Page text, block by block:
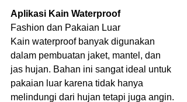
Aplikasi Kain Waterproof
Fashion dan Pakaian Luar
Kain waterproof banyak digunakan
dalam pembuatan jaket, mantel, dan
jas hujan. Bahan ini sangat ideal untuk
pakaian luar karena tidak hanya
melindungi dari hujan tetapi juga angin.